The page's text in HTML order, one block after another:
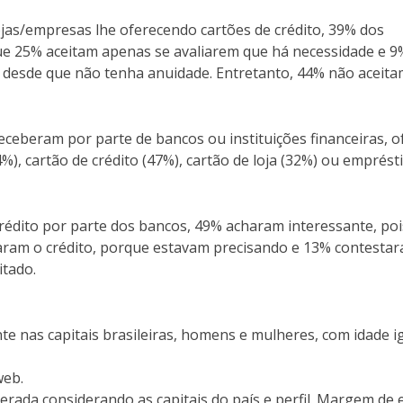
empresas lhe oferecendo cartões de crédito, 39% dos
aceitam apenas se avaliarem que há necessidade e
que não tenha anuidade. Entretanto, 44% não
por parte de bancos ou instituições financeiras,
cartão de crédito (47%), cartão de loja (32%) ou
por parte dos bancos, 49% acharam interessante,
o crédito, porque estavam precisando e 13%
nas capitais brasileiras, homens e mulheres, com idade